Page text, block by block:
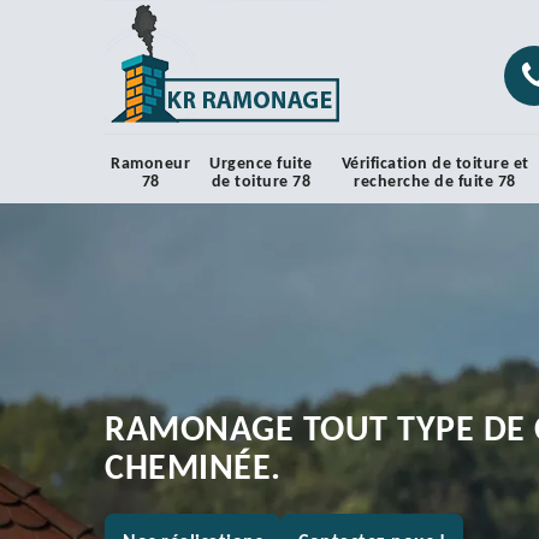
Ramoneur
78
Urgence fuite
de toiture 78
Vérification de toiture et
recherche de fuite 78
RAMONAGE TOUT TYPE DE
CHEMINÉE.